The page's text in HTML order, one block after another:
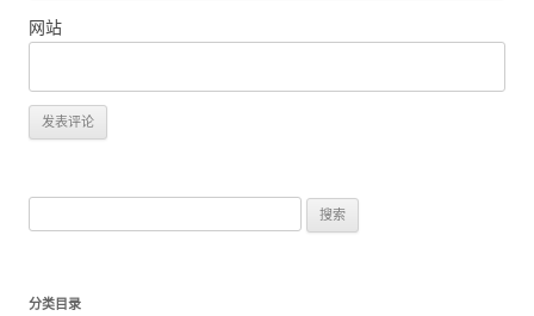
网站
分类目录